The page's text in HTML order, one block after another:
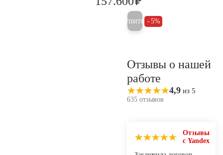
Купить 5%
Отзывы о нашей
работе
4,9 из 5
635 отзывов
Отзывы
с Yandex